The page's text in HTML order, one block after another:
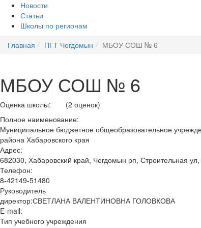
Новости
Статьи
Школы по регионам
Главная
ПГТ Чегдомын МБОУ СОШ № 6
МБОУ СОШ № 6
Оценка школы:
(2 оценок)
Полное наименование:
Муниципальное бюджетное общеобразовательное
района Хабаровского края
Адрес:
682030, Хабаровский край, Чегдомын рп, Строительная
Телефон:
8-42149-51480
Руководитель
директор:СВЕТЛАНА ВАЛЕНТИНОВНА ГОЛОВКОВА
E-mail:
Тип учебного учреждения